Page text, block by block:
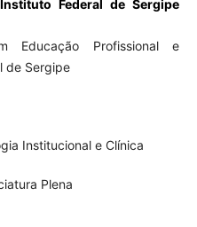
Instituto Federal de Sergipe
Educação Profissional e
de Sergipe
Institucional e Clínica
Plena